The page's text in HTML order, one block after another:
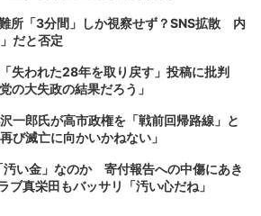
所「3分間」しか視察せず？SNS拡散 内
だと否定
失われた28年を取り戻す」投稿に批判
の大失政の結果だろう」
一郎氏が高市政権を「戦前回帰路線」と
滅亡に向かいかねない」
汚い金」なのか 寄付報告への中傷にあき
ブ真栄田もバッサリ「汚い心だね」